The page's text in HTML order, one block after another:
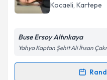
Kocaeli, Kartepe
Buse Ersoy Altınkaya
Yahya Kaptan Şehit Ali İhsan
Randevu Takvimi